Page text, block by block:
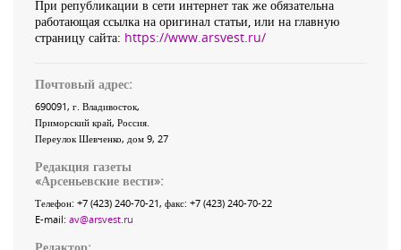
При републикации в сети интернет так же обязательна
работающая ссылка на оригинал статьи, или на главную
страницу сайта: https://www.arsvest.ru/
Почтовый адрес:
690091, г. Владивосток,
Приморский край, Россия
Переулок Шевченко, дом 9, 27
Редакция газеты
«Арсеньевские вести»:
Телефон: +7 (423) 240-70-21, факс: +7 (423) 240-70-22
E-mail: av@arsvest.ru